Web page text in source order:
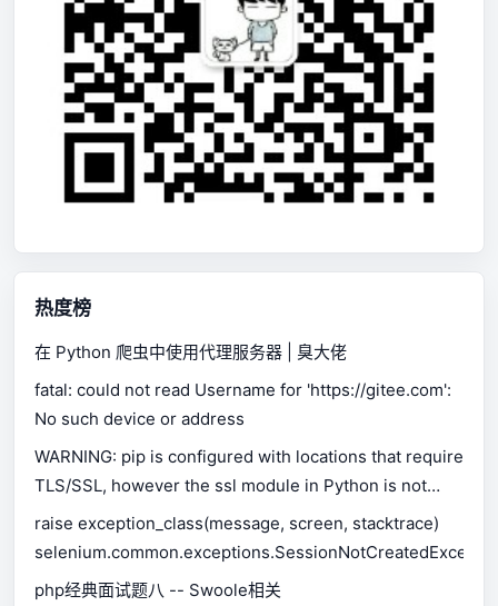
热度榜
在 Python 爬虫中使用代理服务器 | 臭大佬
fatal: could not read Username for 'https://gitee.com':
No such device or address
WARNING: pip is configured with locations that require
TLS/SSL, however the ssl module in Python is not
available.
raise exception_class(message, screen, stacktrace)
php经典面试题八 -- Swoole相关